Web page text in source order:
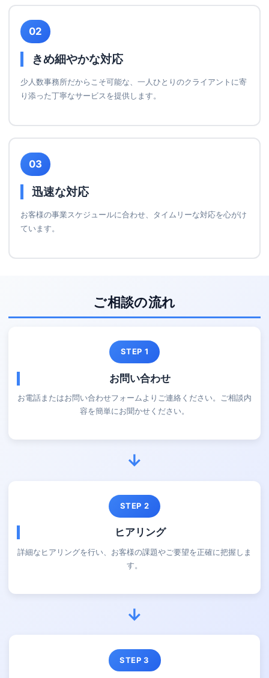
02
きめ細やかな対応
少人数事務所だからこそ可能な、一人ひとりのクライアントに寄
り添った丁寧なサービスを提供します。
03
迅速な対応
お客様の事業スケジュールに合わせ、タイムリーな対応を心がけ
ています。
ご相談の流れ
STEP 1
お問い合わせ
お電話またはお問い合わせフォームよりご連絡ください。ご相談内
容を簡単にお聞かせください。
→
STEP 2
ヒアリング
詳細なヒアリングを行い、お客様の課題やご要望を正確に把握しま
す。
→
STEP 3